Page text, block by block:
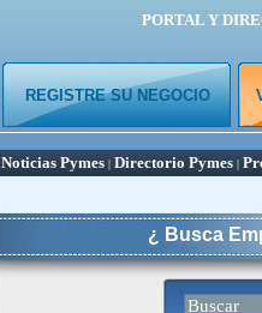
PORTAL Y
REGISTRE SU NEGOCIO
Noticias Pymes | Directorio Pymes |
¿ Busca